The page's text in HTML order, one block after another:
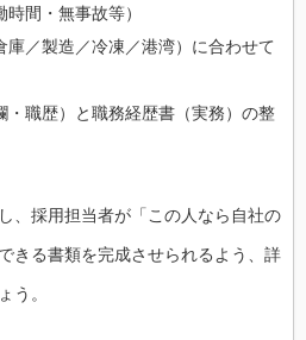
間・無事故等）
庫／製造／冷凍／港湾）に合わせて
・職歴）と職務経歴書（実務）の整
、採用担当者が「この人なら自社の
きる書類を完成させられるよう、詳
う。